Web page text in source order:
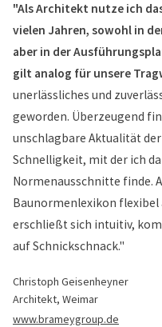
"Als Architekt nutze ich
vielen Jahren, sowohl in
aber in der
gilt analog für unsere
unerlässliches und
geworden. Überzeugend
unschlagbare Aktualität
Schnelligkeit, mit der ich
Normenausschnitte finde.
Baunormenlexikon flexibel
erschließt sich intuitiv,
auf Schnickschnack."
Christoph Geisenheyner
Architekt, Weimar
www.brameygroup.de